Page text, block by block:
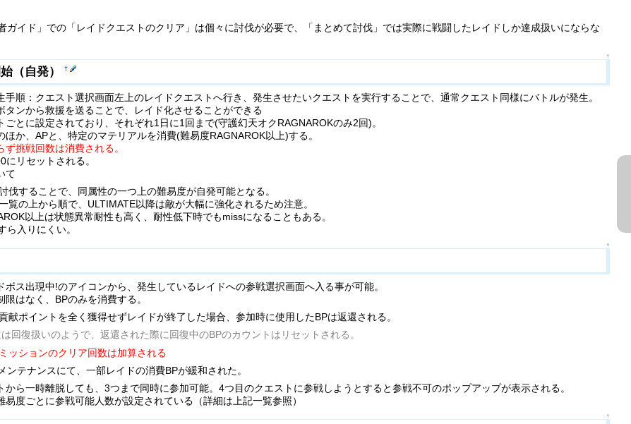
ガイド」での「レイドクエストのクリア」は個々に討伐が必要で、「まとめて討伐」では実際に戦闘したレイドしか達成扱いにならな
↑
（自発）†
手順：クエスト選択画面左上のレイドクエストへ行き、発生させたいクエストを実行することで、通常クエスト同様にバトルが発生。
タンから救援を送ることで、レイド化させることができる
ごとに設定されており、それぞれ1日に1回まで(守護幻天オクRAGNAROKのみ2回)。
ほか、APと、特定のマテリアルを消費(難易度RAGNAROK以上)する。
挑戦回数は消費される。
にリセットされる。
て
伐することで、同属性の一つ上の難易度が自発可能となる。
覧の上から順で、ULTIMATE以降は敵が大幅に強化されるため注意。
以上は状態異常耐性も高く、耐性低下時でもmissになることもある。
入りにくい。
↑
ボス出現中!のアイコンから、発生しているレイドへの参戦選択画面へ入る事が可能。
はなく、BPのみを消費する。
献ポイントを全く獲得せずレイドが終了した場合、参加時に使用したBPは返還される。
回復扱いのようで、返還された際に回復中のBPのカウントはリセットされる。
ッションのクリア回数は加算される
ンテナンスにて、一部レイドの消費BPが緩和された。
から一時離脱しても、3つまで同時に参加可能。4つ目のクエストに参戦しようとすると参戦不可のポップアップが表示される。
易度ごとに参戦可能人数が設定されている（詳細は上記一覧参照）
↑